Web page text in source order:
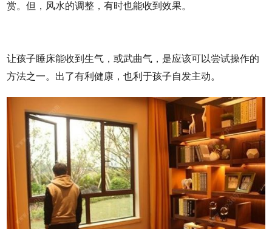
赏。但，风水的调整，有时也能收到效果。
让孩子睡床能收到生气，或武曲气，是应该可以尝试操作的
方法之一。出了有利健康，也利于孩子自发主动。